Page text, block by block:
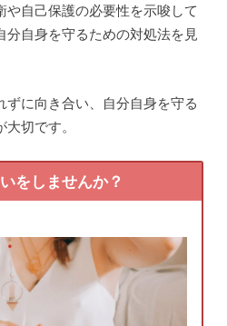
や自己保護の必要性を示唆して
分自身を守るための対処法を見
ずに向き合い、自分自身を守る
切です。
をしませんか？